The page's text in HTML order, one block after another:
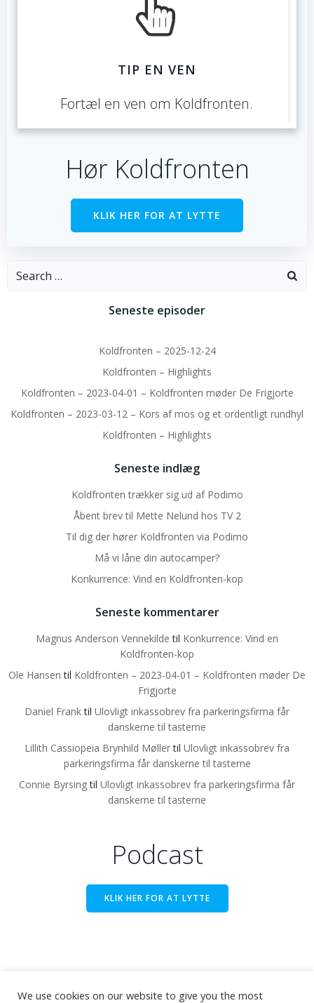
TIP EN VEN
Fortæl en ven om Koldfronten.
Hør Koldfronten
KLIK HER FOR AT LYTTE
Search
Seneste episoder
Koldfronten – 2025-12-24
Koldfronten – Highlights
Koldfronten – 2023-04-01 – Koldfronten møder De Frigjorte
Koldfronten – 2023-03-12 – Kors af mos og et ordentligt rundhyl
Koldfronten – Highlights
Seneste indlæg
Koldfronten trækker sig ud af Podimo
Åbent brev til Mette Nelund hos TV 2
Til dig der hører Koldfronten via Podimo
Må vi låne din autocamper?
Konkurrence: Vind en Koldfronten-kop
Seneste kommentarer
Magnus Anderson Vennekilde til Konkurrence: Vind en
Koldfronten-kop
Ole Hansen til Koldfronten – 2023-04-01 – Koldfronten møder De
Frigjorte
Daniel Franktil Ulovligt inkassobrev fra parkeringsfirma får
danskerne til tasterne
Lillith Cassiopeia Brynhild Møllertil Ulovligt inkassobrev fra
parkeringsfirma får danskerne til tasterne
Connie Byrsingtil Ulovligt inkassobrev fra parkeringsfirma får
danskerne til tasterne
Podcast
KLIK HER FOR AT LYTTE
We use cookies on our website to give you the most